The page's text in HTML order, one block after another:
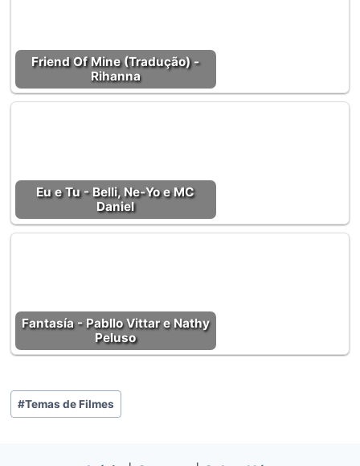
Friend Of Mine (Tradução) -
Rihanna
Eu e Tu - Belli, Ne-Yo e MC
Daniel
Fantasía - Pabllo Vittar e Nathy
Peluso
Tags
do
#Temas de Filmes